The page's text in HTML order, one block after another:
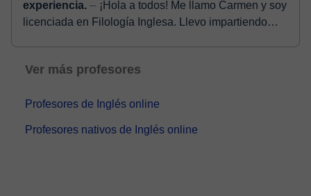
experiencia. ⏤ ¡Hola a todos! Me llamo Carmen y soy
licenciada en Filología Inglesa. Llevo impartiendo
Ver más profesores
Profesores de Inglés online
Profesores nativos de Inglés online